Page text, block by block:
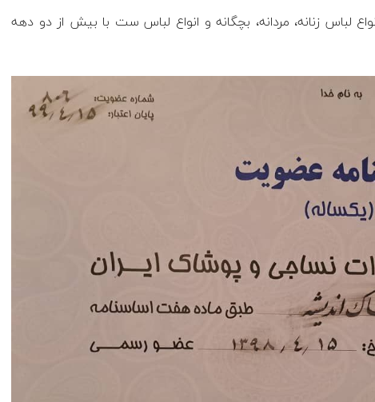
لباس زنانه، مردانه، بچگانه و انواع لباس ست با بیش از دو دهه